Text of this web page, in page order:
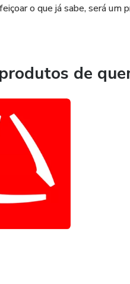
o que já sabe, será um
de